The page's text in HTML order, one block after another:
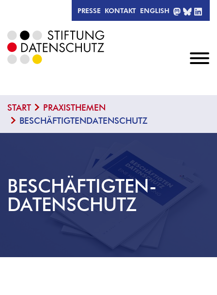
PRESSE KONTAKT ENGLISH
START
PRAXISTHEMEN
BESCHÄFTIGTENDATENSCHUTZ
BESCHÄFTIGTEN­
DATENSCHUTZ